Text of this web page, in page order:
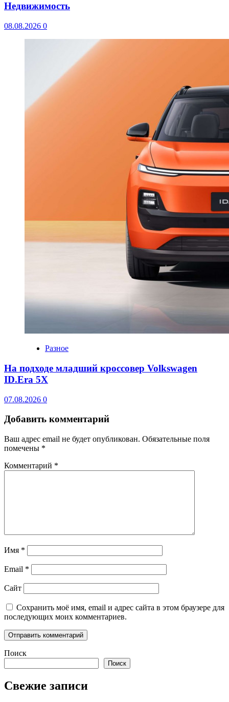
Недвижимость
08.08.2026 0
Разное
На подходе младший кроссовер Volkswagen
ID.Era 5X
07.08.2026 0
Добавить комментарий
Ваш адрес email не будет опубликован. Обязательные поля
помечены *
Комментарий *
Имя *
Email *
Сайт
Сохранить моё имя, email и адрес сайта в этом браузере для
последующих моих комментариев.
Поиск
Поиск
Свежие записи